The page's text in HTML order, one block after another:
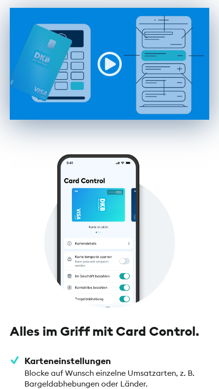
Alles im Griff mit Card Control.
Karteneinstellungen
Blocke auf Wunsch einzelne Umsatzarten, z. B.
Bargeldabhebungen oder Länder.